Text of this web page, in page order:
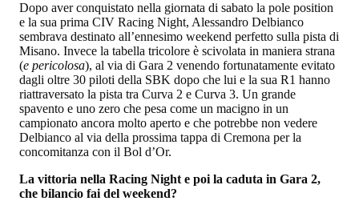
Dopo aver conquistato nella giornata di sabato la pole position
e la sua prima CIV Racing Night, Alessandro Delbianco
sembrava destinato all’ennesimo weekend perfetto sulla pista di
Misano. Invece la tabella tricolore è scivolata in maniera strana
(e pericolosa), al via di Gara 2 venendo fortunatamente evitato
dagli oltre 30 piloti della SBK dopo che lui e la sua R1 hanno
riattraversato la pista tra Curva 2 e Curva 3. Un grande
spavento e uno zero che pesa come un macigno in un
campionato ancora molto aperto e che potrebbe non vedere
Delbianco al via della prossima tappa di Cremona per la
concomitanza con il Bol d’Or.
La vittoria nella Racing Night e poi la caduta in Gara 2,
che bilancio fai del weekend?